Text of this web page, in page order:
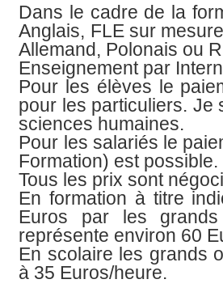
Dans le cadre de la
Anglais, FLE sur
Allemand, Polonais ou
Enseignement par
Pour les élèves le
pour les particuliers. Je
sciences humaines.
Pour les salariés le
Formation) est possible.
Tous les prix sont
En formation à titre
Euros par les
représente environ 60
En scolaire les grands
à 35 Euros/heure.